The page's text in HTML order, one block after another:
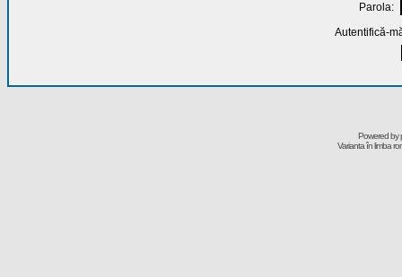
Parola:
Autentifică-
Powered by
Varianta în limba